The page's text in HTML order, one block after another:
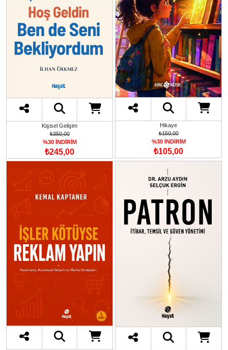
Kişisel Gelişim
₺350,00
%30 İNDİRİM
₺245,00
Hikaye
₺150,00
%30 İNDİRİM
₺105,00